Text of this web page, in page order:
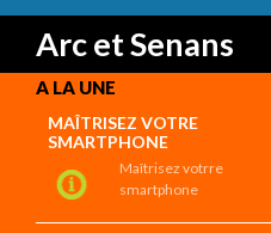
Arc et Senans
Search
A LA UNE
MAÎTRISEZ VOTRE
SMARTPHONE
Maîtrisez votrre
smartphone